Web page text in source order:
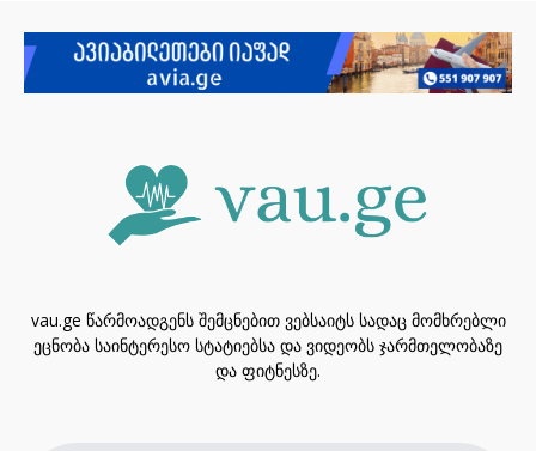
vau.ge წარმოადგენს შემცნებით ვებსაიტს სადაც მომხრებლი
ეცნობა საინტერესო სტატიებსა და ვიდეობს ჯარმთელობაზე
და ფიტნესზე.